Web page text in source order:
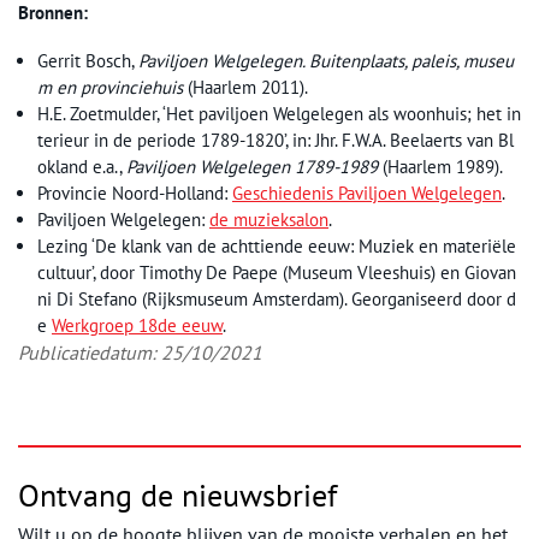
Bronnen:
Gerrit Bosch, Paviljoen Welgelegen. Buitenplaats, paleis, museu
m en provinciehuis(Haarlem 2011).
H.E. Zoetmulder, ‘Het paviljoen Welgelegen als woonhuis; het in
terieur in de periode 1789-1820’, in: Jhr. F.W.A. Beelaerts van Bl
okland e.a., Paviljoen Welgelegen 1789-1989(Haarlem 1989).
Provincie Noord-Holland: Geschiedenis Paviljoen Welgelegen.
Paviljoen Welgelegen: de muzieksalon.
Lezing ‘De klank van de achttiende eeuw: Muziek en materiële
cultuur’, door Timothy De Paepe (Museum Vleeshuis) en Giovan
ni Di Stefano (Rijksmuseum Amsterdam). Georganiseerd door d
e Werkgroep 18de eeuw.
Publicatiedatum: 25/10/2021
Ontvang de nieuwsbrief